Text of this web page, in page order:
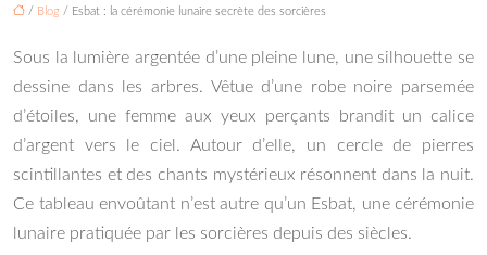
/ Blog / Esbat : la cérémonie lunaire secrète des sorcières
Sous la lumière argentée d’une pleine lune, une silhouette se
dessine dans les arbres. Vêtue d’une robe noire parsemée
d’étoiles, une femme aux yeux perçants brandit un calice
d’argent vers le ciel. Autour d’elle, un cercle de pierres
scintillantes et des chants mystérieux résonnent dans la nuit.
Ce tableau envoûtant n’est autre qu’un Esbat, une cérémonie
lunaire pratiquée par les sorcières depuis des siècles.